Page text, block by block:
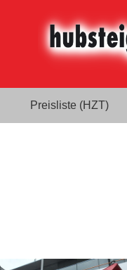
Preisliste (HZT)